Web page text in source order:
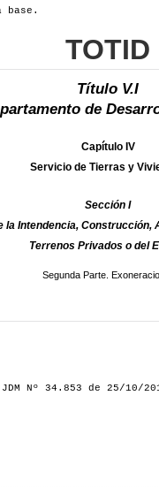
base.
TOTID
Título V.I
de
Capítulo IV
Servicio de Tierras y
Sección I
Intendencia,
Terrenos Privados o del
Segunda Parte.
Nº 34.853 de 25/10/